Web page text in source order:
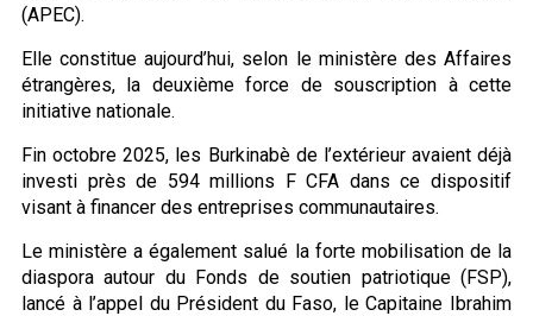
(APEC).
Elle constitue aujourd’hui, selon le ministère des Affaires
étrangères, la deuxième force de souscription à cette
initiative nationale.
Fin octobre 2025, les Burkinabè de l’extérieur avaient déjà
investi près de 594 millions F CFA dans ce dispositif
visant à financer des entreprises communautaires.
Le ministère a également salué la forte mobilisation de la
diaspora autour du Fonds de soutien patriotique (FSP),
lancé à l’appel du Président du Faso, le Capitaine Ibrahim